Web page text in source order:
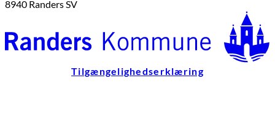
8940 Randers SV
Tilgængelighedserklæring